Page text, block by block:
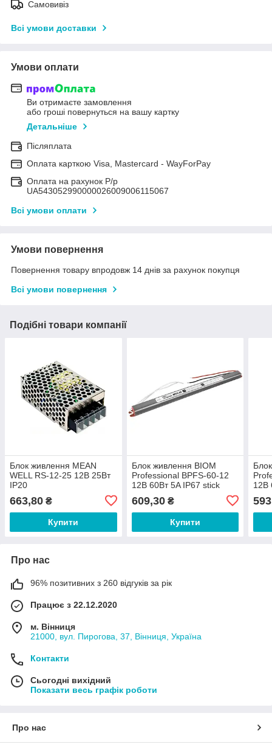
Самовивіз
Всі умови доставки
Умови оплати
Ви отримаєте замовлення
або гроші повернуться на вашу картку
Детальніше
Післяплата
Оплата карткою Visa, Mastercard - WayForPay
Оплата на рахунок Р/р
UA543052990000026009006115067
Всі умови оплати
Умови повернення
Повернення товару впродовж 14 днів за рахунок покупця
Всі умови повернення
Подібні товари компанії
Блок живлення MEAN
WELL RS-12-25 12В 25Вт
IP20
663,80 ₴
Купити
Блок живлення BIOM
Professional BPFS-60-12
12В 60Вт 5A IP67 stick
609,30₴
Купити
12В
Про нас
96% позитивних з 260 відгуків за рік
Працює з 22.12.2020
м. Вінниця
21000, вул. Пирогова, 37, Вінниця, Україна
Контакти
Сьогодні вихідний
Показати весь графік роботи
Про нас